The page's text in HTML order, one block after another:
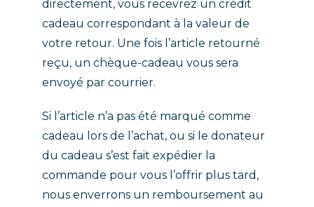
directement, vous recevrez un crédit
cadeau correspondant à la valeur de
votre retour. Une fois l’article retourné
reçu, un chèque-cadeau vous sera
envoyé par courrier.
Si l’article n’a pas été marqué comme
cadeau lors de l’achat, ou si le donateur
du cadeau s’est fait expédier la
commande pour vous l’offrir plus tard,
nous enverrons un remboursement au